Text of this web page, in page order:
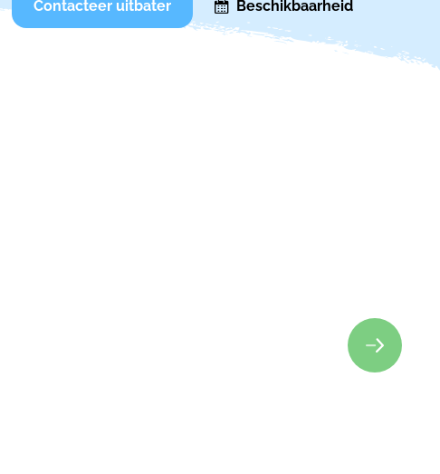
Contacteer uitbater Beschikbaarheid